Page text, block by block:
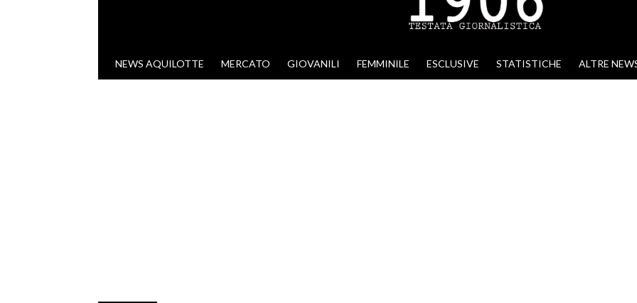
VAI AL CONTENUTO
NEWS AQUILOTTE MERCATO GIOVANILI FEMMINILE ESCLUSIVE STATISTICHE ALTRE